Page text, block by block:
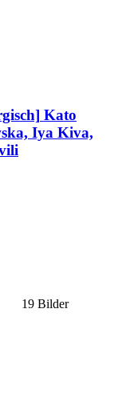
Kato
Iya Kiva,
19 Bilder